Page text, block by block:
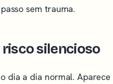
sem trauma.
risco silencioso
dia a dia normal. Aparece